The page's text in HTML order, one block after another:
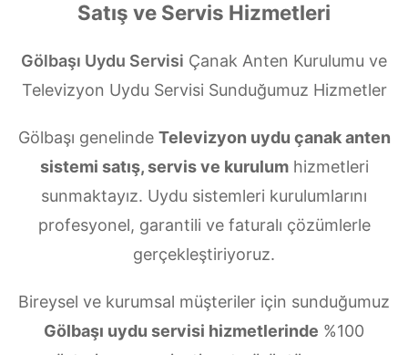
Satış ve Servis Hizmetleri
Gölbaşı Uydu Servisi Çanak Anten Kurulumu ve
Televizyon Uydu Servisi Sunduğumuz Hizmetler
Gölbaşı genelinde Televizyon uydu çanak anten
sistemi satış, servis ve kurulumhizmetleri
sunmaktayız. Uydu sistemleri kurulumlarını
profesyonel, garantili ve faturalı çözümlerle
gerçekleştiriyoruz.
Bireysel ve kurumsal müşteriler için sunduğumuz
Gölbaşı uydu servisi hizmetlerinde %100